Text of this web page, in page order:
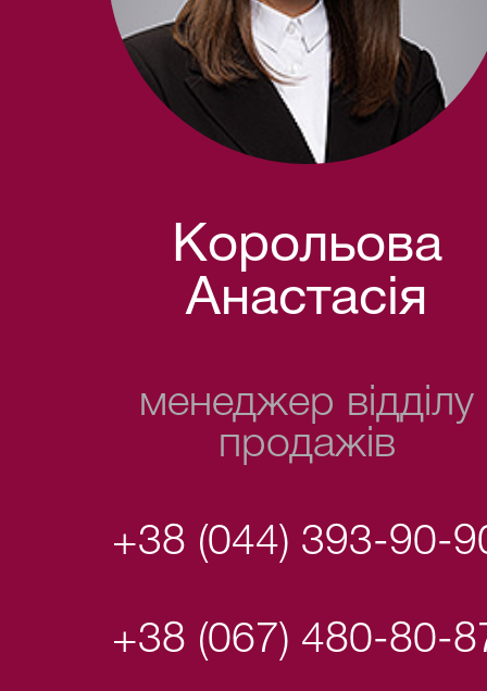
Корольова
Анастасія
менеджер відділу
продажів
+38 (044) 393-90-
+38 (067) 480-80-